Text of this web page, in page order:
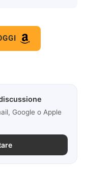
Google o Apple